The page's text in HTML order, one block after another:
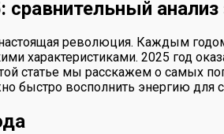
революция. Каждым
характеристиками. 2025 год
статье мы расскажем о самых
быстро восполнить энергию для